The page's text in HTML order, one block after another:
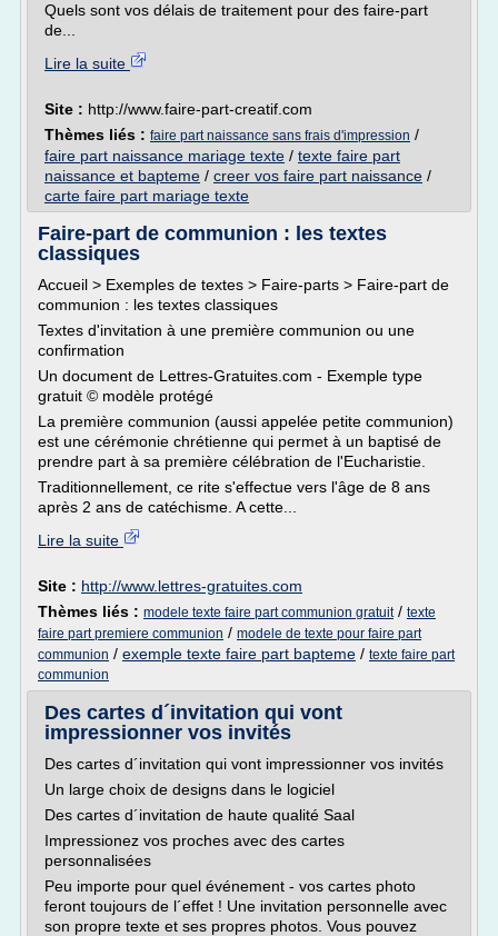
Quels sont vos délais de traitement pour des faire-part
de...
Lire la suite
Site : http://www.faire-part-creatif.com
Thèmes liés : faire part naissance sans frais d'impression /
faire part naissance mariage texte / texte faire part
naissance et bapteme / creer vos faire part naissance /
carte faire part mariage texte
Faire-part de communion : les textes
classiques
Accueil > Exemples de textes > Faire-parts > Faire-part de
communion : les textes classiques
Textes d'invitation à une première communion ou une
confirmation
Un document de Lettres-Gratuites.com - Exemple type
gratuit © modèle protégé
La première communion (aussi appelée petite communion)
est une cérémonie chrétienne qui permet à un baptisé de
prendre part à sa première célébration de l'Eucharistie.
Traditionnellement, ce rite s'effectue vers l'âge de 8 ans
après 2 ans de catéchisme. A cette...
Lire la suite
Site : http://www.lettres-gratuites.com
Thèmes liés : modele texte faire part communion gratuit/ texte
faire part premiere communion / modele de texte pour faire part
communion / exemple texte faire part bapteme / texte faire part
communion
Des cartes d´invitation qui vont
impressionner vos invités
Des cartes d´invitation qui vont impressionner vos invités
Un large choix de designs dans le logiciel
Des cartes d´invitation de haute qualité Saal
Impressionez vos proches avec des cartes
personnalisées
Peu importe pour quel événement - vos cartes photo
feront toujours de l´effet ! Une invitation personnelle avec
son propre texte et ses propres photos. Vous pouvez